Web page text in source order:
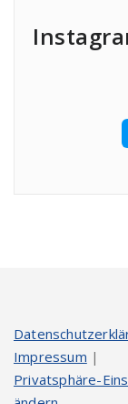
Impressum |
Privatsphäre-